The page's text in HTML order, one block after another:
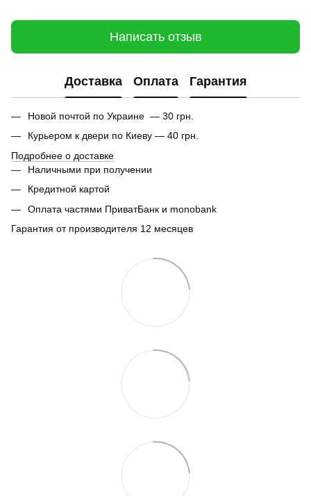
Написать отзыв
Доставка Оплата Гарантия
Новой почтой по Украине — 30 грн.
Курьером к двери по Киеву — 40 грн.
Подробнее о доставке
Наличными при получении
Кредитной картой
Оплата частями ПриватБанк и monobank
Гарантия от производителя 12 месяцев